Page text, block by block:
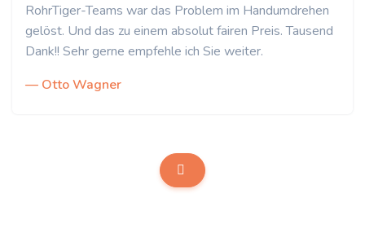
RohrTiger-Teams war das Problem im Handumdrehen
gelöst. Und das zu einem absolut fairen Preis. Tausend
Dank!! Sehr gerne empfehle ich Sie weiter.
— Otto Wagner